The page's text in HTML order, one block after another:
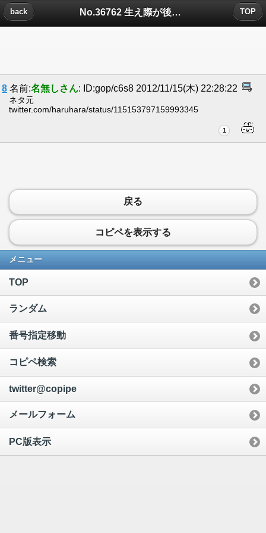
No.36762 生え際が後退してんじゃなくてについたコメント
back TOP
8 名前:名無しさん: ID:gop/c6s8 2012/11/15(木) 22:28:22
ネタ元
twitter.com/haruhara/status/115153797159993345
1
戻る
コピペを表示する
メニュー
TOP
ランダム
番号指定移動
コピペ検索
twitter@copipe
メールフォーム
PC版表示